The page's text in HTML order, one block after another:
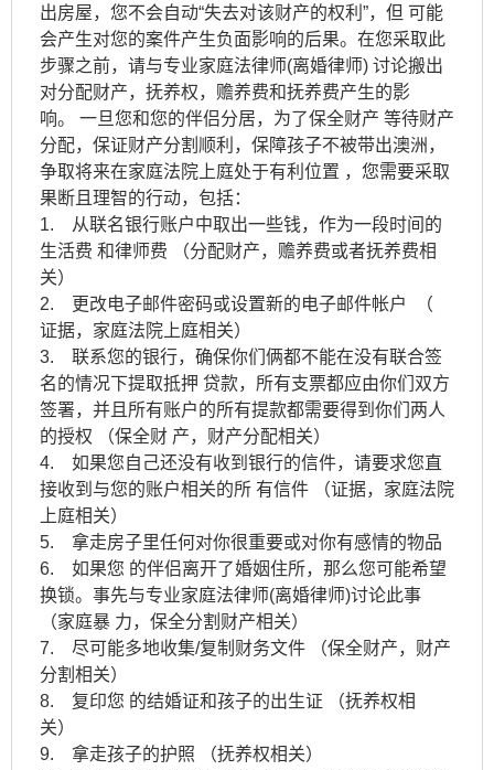
出房屋，您不会自动“失去对该财产的权利”，但 可能
会产生对您的案件产生负面影响的后果。在您采取此
步骤之前，请与专业家庭法律师(离婚律师) 讨论搬出
对分配财产，抚养权，赡养费和抚养费产生的影
响。 一旦您和您的伴侣分居，为了保全财产 等待财产
分配，保证财产分割顺利，保障孩子不被带出澳洲，
争取将来在家庭法院上庭处于有利位置 ，您需要采取
果断且理智的行动，包括：
1. 从联名银行账户中取出一些钱，作为一段时间的
生活费 和律师费 （分配财产，赡养费或者抚养费相
关）
2. 更改电子邮件密码或设置新的电子邮件帐户 （
证据，家庭法院上庭相关）
3. 联系您的银行，确保你们俩都不能在没有联合签
名的情况下提取抵押 贷款，所有支票都应由你们双方
签署，并且所有账户的所有提款都需要得到你们两人
的授权 （保全财 产，财产分配相关）
4. 如果您自己还没有收到银行的信件，请要求您直
接收到与您的账户相关的所 有信件 （证据，家庭法院
上庭相关）
5. 拿走房子里任何对你很重要或对你有感情的物品
6. 如果您 的伴侣离开了婚姻住所，那么您可能希望
换锁。事先与专业家庭法律师(离婚律师)讨论此事
（家庭暴 力，保全分割财产相关）
7. 尽可能多地收集/复制财务文件 （保全财产，财产
分割相关）
8. 复印您 的结婚证和孩子的出生证 （抚养权相
关）
9. 拿走孩子的护照 （抚养权相关）